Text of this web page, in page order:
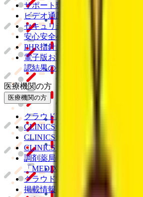
サポート環境
ビデオ通話の事前テスト
セキュリティの取り組み
安心安全への取り組み
PHR指針に係るチェックシート
電子版お薬手帳ガイドラインに
認結果の公表
医療機関の方
医療機関の方
クラウド診療
CLINICS予約
CLINICSオンライン診療
CLINICSカルテ
調剤薬局向け統合型クラウドソリ
「MEDIXS」
クラウド歯科業務
支援システム
掲載情報の修正・削除はこちら